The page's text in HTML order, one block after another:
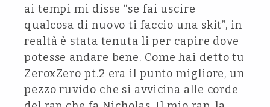
ai tempi mi disse “se fai uscire
qualcosa di nuovo ti faccio una skit”, in
realtà è stata tenuta li per capire dove
potesse andare bene. Come hai detto tu
ZeroxZero pt.2 era il punto migliore, un
pezzo ruvido che si avvicina alle corde